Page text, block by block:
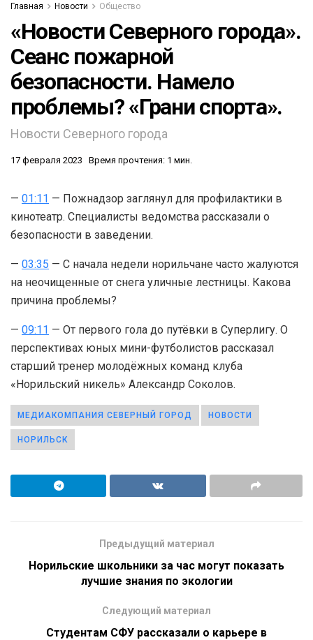
Главная Новости Общество
«Новости Северного города».
Сеанс пожарной
безопасности. Намело
проблемы? «Грани спорта».
Новости Северного города
17 февраля 2023 Время прочтения: 1 мин.
— 01:11 — Пожнадзор заглянул для профилактики в
кинотеатр. Специалисты ведомства рассказали о
безопасности в заведении.
— 03:35 — С начала недели норильчане часто жалуются
на неочищенные от снега уличные лестницы. Какова
причина проблемы?
— 09:11 — От первого гола до путёвки в Суперлигу. О
перспективах юных мини-футболистов рассказал
старший тренер молодёжных команд клуба
«Норильский никель» Александр Соколов.
МЕДИАКОМПАНИЯ СЕВЕРНЫЙ ГОРОД НОВОСТИ
НОРИЛЬСК
Предыдущий материал
Норильские школьники за час могут показать
лучшие знания по экологии
Следующий материал
Студентам СФУ рассказали о карьере в